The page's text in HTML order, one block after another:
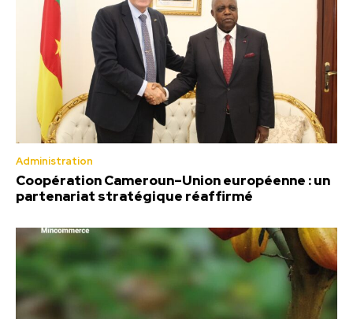
Administration
Coopération Cameroun–Union européenne : un
partenariat stratégique réaffirmé